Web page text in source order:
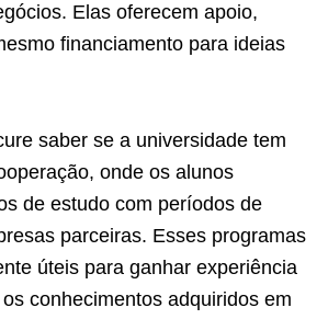
Elas oferecem apoio,
financiamento para ideias
saber se a universidade tem
onde os alunos
de estudo com períodos de
parceiras. Esses programas
úteis para ganhar experiência
conhecimentos adquiridos em